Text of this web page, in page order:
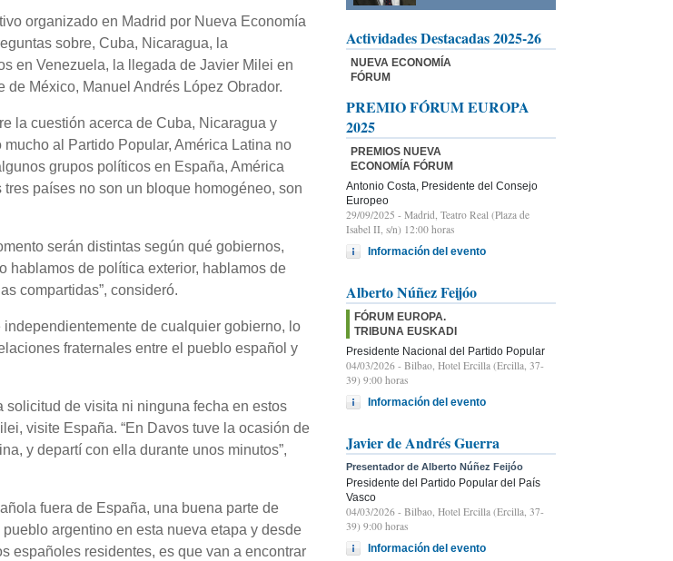
organizado en Madrid por Nueva Economía
sobre, Cuba, Nicaragua, la
en Venezuela, la llegada de Javier Milei en
México, Manuel Andrés López Obrador.
la cuestión acerca de Cuba, Nicaragua y
al Partido Popular, América Latina no
grupos políticos en España, América
países no son un bloque homogéneo, son
serán distintas según qué gobiernos,
hablamos de política exterior, hablamos de
compartidas”, consideró.
de cualquier gobierno, lo
fraternales entre el pueblo español y
solicitud de visita ni ninguna fecha en estos
visite España. “En Davos tuve la ocasión de
y departí con ella durante unos minutos”,
fuera de España, una buena parte de
argentino en esta nueva etapa y desde
españoles residentes, es que van a encontrar
Actividades Destacadas 2025-26
NUEVA ECONOMÍA
FÓRUM
PREMIO FÓRUM EUROPA
2025
PREMIOS NUEVA
ECONOMÍA FÓRUM
Antonio Costa, Presidente del Consejo
Europeo
29/09/2025 - Madrid, Teatro Real (Plaza de
Isabel II, s/n) 12:00 horas
Información del evento
Alberto Núñez Feijóo
FÓRUM EUROPA.
TRIBUNA EUSKADI
Presidente Nacional del Partido Popular
04/03/2026 - Bilbao, Hotel Ercilla (Ercilla, 37-
39) 9:00 horas
Información del evento
Javier de Andrés Guerra
Presentador de Alberto Núñez Feijóo
Presidente del Partido Popular del País
Vasco
04/03/2026 - Bilbao, Hotel Ercilla (Ercilla, 37-
39) 9:00 horas
Información del evento